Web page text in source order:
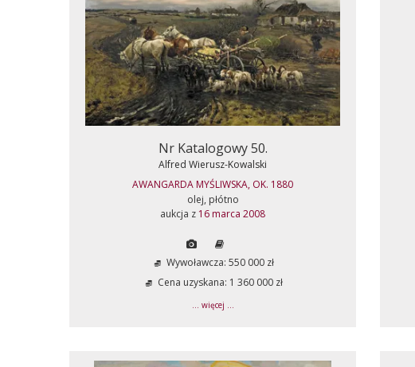
Nr Katalogowy 50.
Alfred Wierusz-Kowalski
AWANGARDA MYŚLIWSKA, OK. 1880
olej, płótno
aukcja z 16 marca 2008
Wywoławcza: 550 000 zł
Cena uzyskana: 1 360 000 zł
... więcej ...